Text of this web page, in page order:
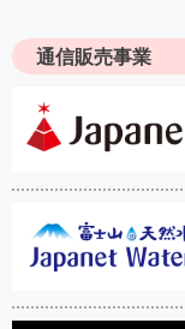
通信販売事業